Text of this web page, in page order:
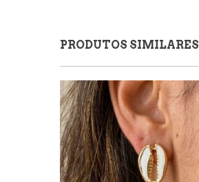
PRODUTOS SIMILARES